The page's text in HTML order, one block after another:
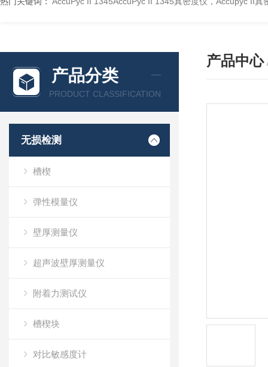
产品分类
PRODUCT CLASSIFICATION
无损检测
槽楔
弹性模量仪
壁厚测量仪
超声波壁厚测量仪
附着力测试仪
槽楔块
对比敏感度计
产品中心